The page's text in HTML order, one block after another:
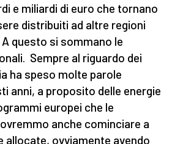
e miliardi di euro che tornano
distribuiti ad altre regioni
questo si sommano le
Sempre al riguardo dei
ha speso molte parole
anni, a proposito delle energie
europei che le
anche cominciare a
allocate, ovviamente avendo